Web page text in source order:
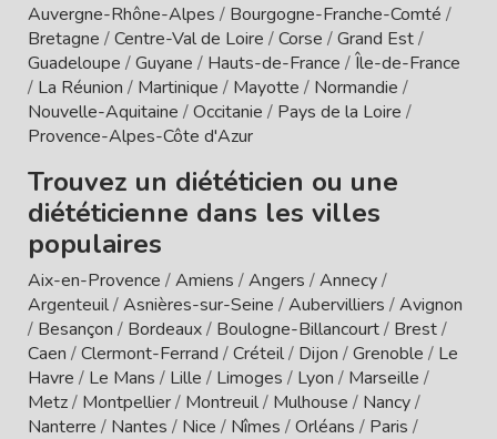
Auvergne-Rhône-Alpes / Bourgogne-Franche-Comté /
Bretagne /Centre-Val de Loire /Corse /Grand Est/
Guadeloupe /Guyane / Hauts-de-France /Île-de-France
/ La Réunion / Martinique / Mayotte / Normandie /
Nouvelle-Aquitaine /Occitanie / Pays de la Loire /
Provence-Alpes-Côte d'Azur
Trouvez un diététicien ou une
diététicienne dans les villes
populaires
Aix-en-Provence /Amiens /Angers /Annecy/
Argenteuil/Asnières-sur-Seine /Aubervilliers /Avignon
/ Besançon / Bordeaux/ Boulogne-Billancourt/ Brest/
Caen /Clermont-Ferrand /Créteil/ Dijon /Grenoble / Le
Havre / Le Mans / Lille / Limoges / Lyon / Marseille /
Metz/ Montpellier/ Montreuil/ Mulhouse / Nancy/
Nanterre / Nantes / Nice / Nîmes /Orléans / Paris /